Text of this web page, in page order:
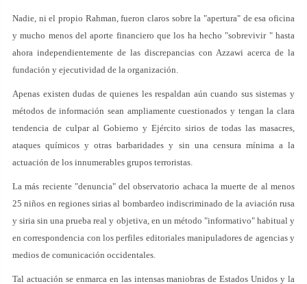
Nadie, ni el propio Rahman, fueron claros sobre la "apertura" de esa oficina
y mucho menos del aporte financiero que los ha hecho "sobrevivir " hasta
ahora independientemente de las discrepancias con Azzawi acerca de la
fundación y ejecutividad de la organización.
Apenas existen dudas de quienes les respaldan aún cuando sus sistemas y
métodos de información sean ampliamente cuestionados y tengan la clara
tendencia de culpar al Gobierno y Ejército sirios de todas las masacres,
ataques químicos y otras barbaridades y sin una censura mínima a la
actuación de los innumerables grupos terroristas.
La más reciente "denuncia" del observatorio achaca la muerte de al menos
25 niños en regiones sirias al bombardeo indiscriminado de la aviación rusa
y siria sin una prueba real y objetiva, en un método "informativo" habitual y
en correspondencia con los perfiles editoriales manipuladores de agencias y
medios de comunicación occidentales.
Tal actuación se enmarca en las intensas maniobras de Estados Unidos y la